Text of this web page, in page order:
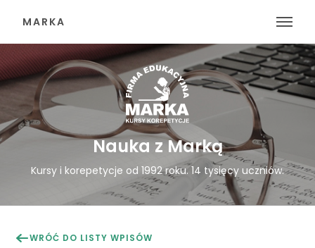
MARKA
Nauka z Marką
Kursy i korepetycje od 1992 roku. 14 tysięcy uczniów.
WRÓĆ DO LISTY WPISÓW